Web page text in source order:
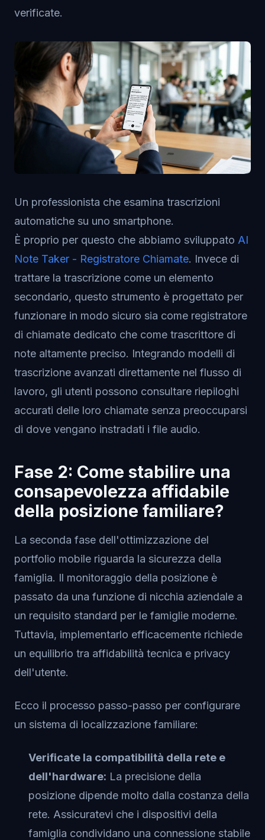
verificate.
Un professionista che esamina trascrizioni
automatiche su uno smartphone.
È proprio per questo che abbiamo sviluppato AI
Note Taker - Registratore Chiamate. Invece di
trattare la trascrizione come un elemento
secondario, questo strumento è progettato per
funzionare in modo sicuro sia come registratore
di chiamate dedicato che come trascrittore di
note altamente preciso. Integrando modelli di
trascrizione avanzati direttamente nel flusso di
lavoro, gli utenti possono consultare riepiloghi
accurati delle loro chiamate senza preoccuparsi
di dove vengano instradati i file audio.
Fase 2: Come stabilire una
consapevolezza affidabile
della posizione familiare?
La seconda fase dell'ottimizzazione del
portfolio mobile riguarda la sicurezza della
famiglia. Il monitoraggio della posizione è
passato da una funzione di nicchia aziendale a
un requisito standard per le famiglie moderne.
Tuttavia, implementarlo efficacemente richiede
un equilibrio tra affidabilità tecnica e privacy
dell'utente.
Ecco il processo passo-passo per configurare
un sistema di localizzazione familiare:
Verificate la compatibilità della rete e
dell'hardware: La precisione della
posizione dipende molto dalla costanza della
rete. Assicuratevi che i dispositivi della
famiglia condividano una connessione stabile